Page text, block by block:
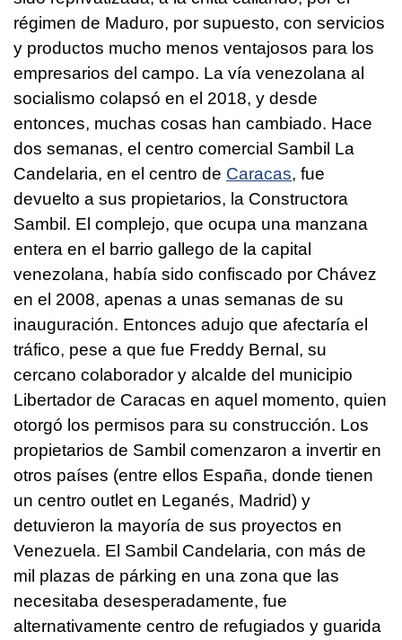
régimen de Maduro, por supuesto, con servicios
y productos mucho menos ventajosos para los
empresarios del campo. La vía venezolana al
socialismo colapsó en el 2018, y desde
entonces, muchas cosas han cambiado. Hace
dos semanas, el centro comercial Sambil La
Candelaria, en el centro de Caracas, fue
devuelto a sus propietarios, la Constructora
Sambil. El complejo, que ocupa una manzana
entera en el barrio gallego de la capital
venezolana, había sido confiscado por Chávez
en el 2008, apenas a unas semanas de su
inauguración. Entonces adujo que afectaría el
tráfico, pese a que fue Freddy Bernal, su
cercano colaborador y alcalde del municipio
Libertador de Caracas en aquel momento, quien
otorgó los permisos para su construcción. Los
propietarios de Sambil comenzaron a invertir en
otros países (entre ellos España, donde tienen
un centro outlet en Leganés, Madrid) y
detuvieron la mayoría de sus proyectos en
Venezuela. El Sambil Candelaria, con más de
mil plazas de párking en una zona que las
necesitaba desesperadamente, fue
alternativamente centro de refugiados y guarida